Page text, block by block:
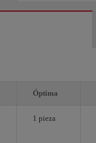
Óptima
1 pieza